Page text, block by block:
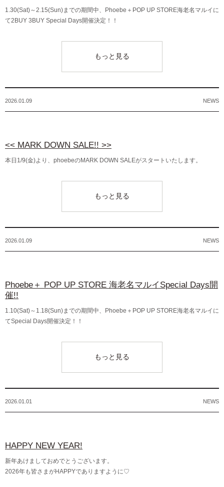
1.30(Sat)～2.15(Sun)までの期間中、Phoebe＋POP UP STORE海老名マルイに
て2BUY 3BUY Special Days開催決定！！
もっと見る
2026.01.09 NEWS
<< MARK DOWN SALE!! >>
本日1/9(金)より、phoebeのMARK DOWN SALEがスタートいたします。
もっと見る
2026.01.09 NEWS
Phoebe＋ POP UP STORE 海老名マルイSpecial Days開
催!!
1.10(Sat)～1.18(Sun)までの期間中、Phoebe＋POP UP STORE海老名マルイに
てSpecial Days開催決定！！
もっと見る
2026.01.01 NEWS
HAPPY NEW YEAR!
新年あけましておめでとうございます。
2026年も皆さまがHAPPYでありますように♡